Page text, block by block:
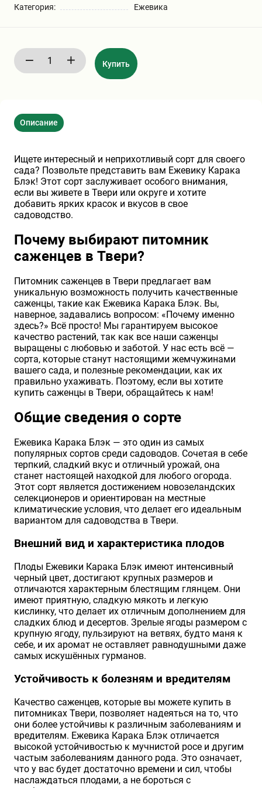
Шарафуга
Бирючина
Плющ
Кустарники
ПАМПАСНАЯ ТРАВА
(КОРТАДЕРИЯ)
Кизильник саженец
Олеандр саженцы
Экзотические растения
Декоративные саженцы
Хвойные саженцы
Клематис
Глициния
Гвоздика саженцы
Хризантемы саженцы
Зелень и пряные травы
Категория: Ежевика
Купить
Описание
Ищете интересный и неприхотливый сорт для своего
сада? Позвольте представить вам Ежевику Карака
Блэк! Этот сорт заслуживает особого внимания,
если вы живете в Твери или округе и хотите
добавить ярких красок и вкусов в свое
садоводство.
Почему выбирают питомник
саженцев в Твери?
Питомник саженцев в Твери предлагает вам
уникальную возможность получить качественные
саженцы, такие как Ежевика Карака Блэк. Вы,
наверное, задавались вопросом: «Почему именно
здесь?» Всё просто! Мы гарантируем высокое
качество растений, так как все наши саженцы
выращены с любовью и заботой. У нас есть всё —
сорта, которые станут настоящими жемчужинами
вашего сада, и полезные рекомендации, как их
правильно ухаживать. Поэтому, если вы хотите
купить саженцы в Твери, обращайтесь к нам!
Общие сведения о сорте
Ежевика Карака Блэк — это один из самых
популярных сортов среди садоводов. Сочетая в себе
терпкий, сладкий вкус и отличный урожай, она
станет настоящей находкой для любого огорода.
Этот сорт является достижением новозеландских
селекционеров и ориентирован на местные
климатические условия, что делает его идеальным
вариантом для садоводства в Твери.
Внешний вид и характеристика плодов
Плоды Ежевики Карака Блэк имеют интенсивный
черный цвет, достигают крупных размеров и
отличаются характерным блестящим глянцем. Они
имеют приятную, сладкую мякоть и легкую
кислинку, что делает их отличным дополнением для
сладких блюд и десертов. Зрелые ягоды размером с
крупную ягоду, пульзируют на ветвях, будто маня к
себе, и их аромат не оставляет равнодушными даже
самых искушённых гурманов.
Устойчивость к болезням и вредителям
Качество саженцев, которые вы можете купить в
питомниках Твери, позволяет надеяться на то, что
они более устойчивы к различным заболеваниям и
вредителям. Ежевика Карака Блэк отличается
высокой устойчивостью к мучнистой росе и другим
частым заболеваниям данного рода. Это означает,
что у вас будет достаточно времени и сил, чтобы
наслаждаться плодами, а не бороться с